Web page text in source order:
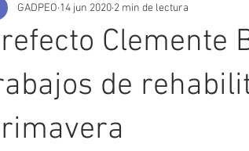
Clemente
de
GADPEO 14 jun 2020 2 min de lectura